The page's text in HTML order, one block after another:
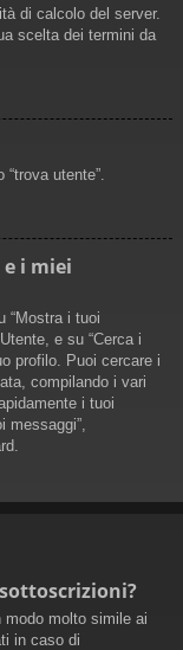
di calcolo del server.
scelta dei termini da
utente”.
i miei
“Mostra i tuoi
e su “Cerca i
profilo. Puoi cercare i
compilando i vari
i tuoi
messaggi”,
modo molto simile ai
in caso di